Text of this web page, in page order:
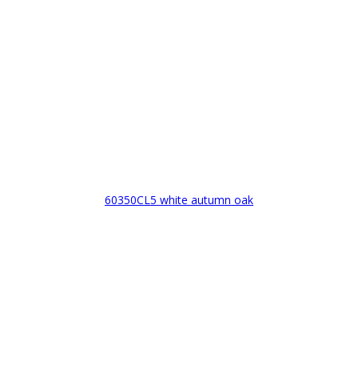
60350CL5 white autumn oak